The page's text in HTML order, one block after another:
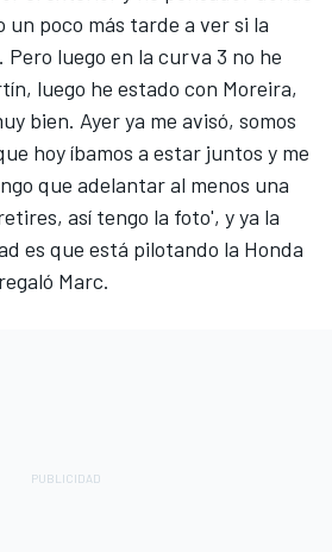
poco más tarde a ver si la
Pero luego en la curva 3 no he
luego he estado con Moreira,
bien. Ayer ya me avisó, somos
hoy íbamos a estar juntos y me
que adelantar al menos una
así tengo la foto', y ya la
es que está pilotando la Honda
Marc.